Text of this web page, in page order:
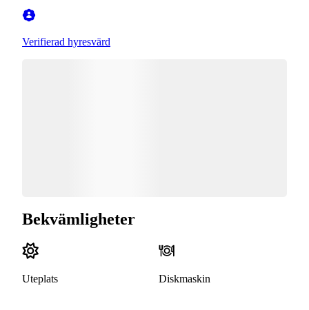
Verifierad hyresvärd
Bekvämligheter
Uteplats Diskmaskin